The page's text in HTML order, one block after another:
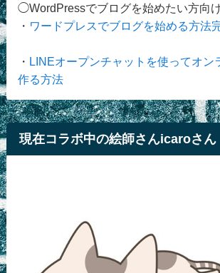
◯WordPressでブログを始めたい方向
・ ワードプレスでブログを始める方法
・ LINEオープンチャットを使ってオン
作る方法
現在コラボ中の絵師さんicaroさん